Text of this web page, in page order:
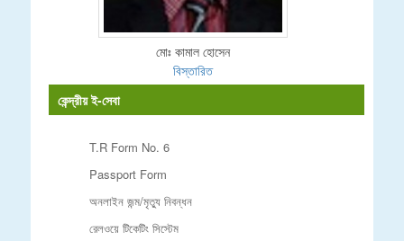
মোঃ কামাল হোসেন
বিস্তারিত
কেন্দ্রীয় ই-সেবা
T.R Form No. 6
Passport Form
অনলাইন জন্ম/মৃত্যু নিবন্ধন
রেলওয়ে টিকেটিং সিস্টেম